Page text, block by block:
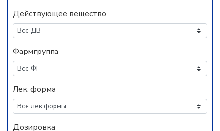
Действующее вещество
Фармгруппа
Лек. форма
Дозировка